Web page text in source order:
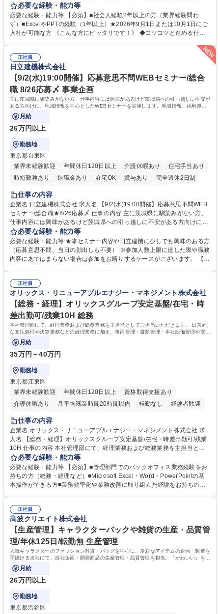
生する業務を幅広くサポートとしてテレビCMやSNS広告の入稿サポー
ト、進行管理等 部内アシスタントとしての業務をお任せします。 ◆得意
先との定例資料作成 ◆競合調査 ◆広告出稿の進行管理、確認 ◆広告出稿
後のデータ抽出と効果測定、資料作成 ◆TVCM放送枠の情報管理、不備確
等)の入稿サポート ◆常駐先への活動履歴の報告 ◆得意先とのビジネスメ
ール対応 ◆常駐先に向けた事業拡大の提案 など 募集職種 大阪|博報堂DY
グループ【CM・SNS広告の入稿サポート業務】9月・10月入社限定！
必要な経験・能力等
必要な経験・能力等 【必須】■社会人経験2年以上の方（業界経験問わ
ず）■ExcelやPPTの経験（1年以上）★2026年9月1日または10月1日にご
入社が可能な方 《こんな方にピッタリです！》 ◆コツコツと進める仕事
ミュニケーションを取りながら仕事をするのが得意な方 ◆業務を通してキ
ャリア・スキルUPを目指したい方 学歴・資格 学歴：大学院 大学 高専 短
大 専修学校 高校 語学力： 資格：
正社員
日立建機株式会社
【9/2(水)19:00開催】応募意思不問WEBセミナー/総合
職 8/26応募〆 事業企画
主に茨城県に馴染みがない方、仕事内容には興味があるけど茨城県への引っ越しに不安が
ある方向けに、地域情報を中心としたWEBセミナーを実施します。地域情報、福利厚生
情報等をお伝えします。
月給
26万円以上
勤務地
東京都台東区
業界未経験歓迎
年間休日120日以上 介護休暇あり
住宅手当あり
時短勤務あり
退職金あり 在宅OK 賞与あり
完全週休2日制
交通費支給
仕事の内容
企業名 日立建機株式会社 求人名 【9/2(水)19:00開催】応募意思不問WEB
セミナー/総合職★8/26応募〆 仕事の内容 主に茨城県に馴染みがない方、
仕事内容には興味があるけど茨城県への引っ越しに不安がある方向けに、
地域情報を中心としたWEBセミナーを実施します。地域情報、福利厚生情
報等をお伝えします。 【セミナー内容】■地域説明、周辺施設情報を中心
にお伝えし、住宅相場や実際に社員がどの地域に住んでどのような生活を
しているのかについてもお伝えします。日立建機には借上げ部屋制度、住
参加時のお顔出しも不要です。ぜひ、お気軽にエントリーください。 募集
職種 【9/2(水)19:00開催】応募意思不問WEBセミナー/総合職★8/26応募
〆
必要な経験・能力等
必要な経験・能力等 ★本セミナー内容や日立建機に少しでも興味のある方
（応募意思不問、当日の顔出しも不要） ※参加人数上限に達した際や職務
内容にあてはまらない場合は参加をお断りするケースがございます。 【主
格：正社員
オリックス・リニューアブルエナジー・マネジメント株式会社
【総務・経理】オリックスグループ安定基盤/在宅・時
差出勤可/残業10H 総務
本社管理部にて、経理業務および総務業務を主担当としてご担当いただきます。 日常的
な支払処理や決算業務などの経理業務に加え、車両管理・書類管理・本社設備管理や安全
対策など幅広い総務業務もお任せします。
月給
35万円～40万円
勤務地
東京都江東区
業界未経験歓迎
年間休日120日以上
資格取得支援あり
介護休暇あり
月平均残業時間20時間以内 転勤なし
経験者歓迎
研修あり
在宅OK
駅近5分以内
資格取得手当あり 土日祝休み
仕事の内容
企業名 オリックス・リニューアブルエナジー・マネジメント株式会社 求
人名 【総務・経理】オリックスグループ安定基盤/在宅・時差出勤可/残業
10H 仕事の内容 本社管理部にて、経理業務および総務業務を主担当とし
てご担当いただきます。 日常的な支払処理や決算業務などの経理業務に加
え、車両管理・書類管理・本社設備管理や安全対策など幅広い総務業務も
お任せします。 業務効率化や業務改善の提案・推進にも積極的に取り組ん
でいただくことを期待しています。 【総務】※実務業務における業務改善
設備の保守点検、発注)■安全健康管理(オフィス内の安全衛生管理、BCP
対応等)■業務効率化・改善の企画推進 ※その他労働条件の備考へ続く 募
集職種 【総務・経理】オリックスグループ安定基盤/在宅・時差出勤可/残
業10H
必要な経験・能力等
必要な経験・能力等 【必須】■管理部門でのバックオフィス業務経験をお
持ちの方（総務・経理など）■Microsoft Excel・Word・PowerPointの基
本操作ができる方■業務効率化や業務改善に取り組んだ経験をお持ちの方
める方 【魅力】■オリックスの100%子会社という強固な経営基盤のもと
長期間安心して働ける環境です ■時差出勤や一部在宅勤務が可能であり月
平均残業時間も10時間程度とワークライフバランスを重視した働き方が実
現できます 学歴・資格 学歴：大学院 大学 高専 短大 専修学校 高校 語学
力： 資格：
正社員
高波クリエイト株式会社
【生産管理】キャラクターバックや雑貨の生産・品質管
理/年休125日/転勤無 生産管理
人気キャラクターのファッション雑貨・バッグを中心に、多彩なアイテムの企画・製造を
手掛ける当社にて、自社企画・開発商品の生産管理・品質管理を担当。『かわいい』を届
けるやりがいのあるポジションです。
月給
26万円以上
勤務地
東京都渋谷区